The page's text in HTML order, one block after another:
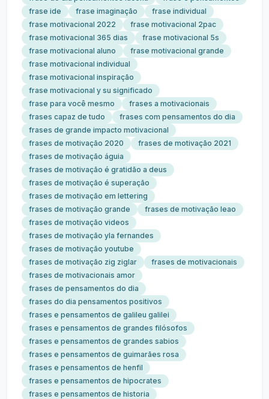
frase ide
frase imaginação
frase individual
frase motivacional 2022
frase motivacional 2pac
frase motivacional 365 dias
frase motivacional 5s
frase motivacional aluno
frase motivacional grande
frase motivacional individual
frase motivacional inspiração
frase motivacional y su significado
frase para você mesmo
frases a motivacionais
frases capaz de tudo
frases com pensamentos do dia
frases de grande impacto motivacional
frases de motivação 2020
frases de motivação 2021
frases de motivação águia
frases de motivação é gratidão a deus
frases de motivação é superação
frases de motivação em lettering
frases de motivação grande
frases de motivação leao
frases de motivação videos
frases de motivação yla fernandes
frases de motivação youtube
frases de motivação zig ziglar
frases de motivacionais
frases de motivacionais amor
frases de pensamentos do dia
frases do dia pensamentos positivos
frases e pensamentos de galileu galilei
frases e pensamentos de grandes filósofos
frases e pensamentos de grandes sabios
frases e pensamentos de guimarães rosa
frases e pensamentos de henfil
frases e pensamentos de hipocrates
frases e pensamentos de historia